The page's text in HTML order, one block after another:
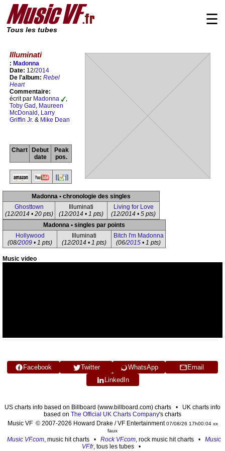
Tous les tubes
☰
Illuminati
: Madonna
Date: 12/2014
De l'album: Rebel
Heart
Commentaire:
écrit par Madonna
,
Toby Gad , Maureen
McDonald , Larry
Griffin Jr. & Mike Dean
Chart
Debut
date
Peak
pos.
Madonna • chronologie des singles
Ghosttown
(12/2014 • 20 pts)
Illuminati
(12/2014 • 1 pts)
Living for Love
(12/2014 • 5 pts)
Madonna • singles par points
Hollywood
(08/2009 • 1 pts)
Illuminati
(12/2014 • 1 pts)
Bitch I'm Madonna
(06/2015 • 1 pts)
Music video
Facebook Twitter WhatsApp
Email
LinkedIn
US charts info based on Billboard (www.billboard.com) charts • UK charts info
based on The Official UK Charts Company's charts
Music VF © 2007-2026 Howard Drake / VF Entertainment07/08/26 17h00:04 xx
faux
Music VF.com, music hit charts • Rock VF.com, rock music hit charts • Music
VF.fr, tous les tubes •